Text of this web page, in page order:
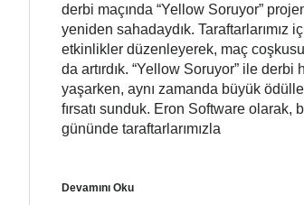
derbi maçında “Yellow Soruyor”
yeniden sahadaydık. Taraftarlarımız
etkinlikler düzenleyerek, maç
da artırdık. “Yellow Soruyor” ile derbi
yaşarken, aynı zamanda büyük
fırsatı sunduk. Eron Software olarak,
gününde taraftarlarımızla
Devamını Oku